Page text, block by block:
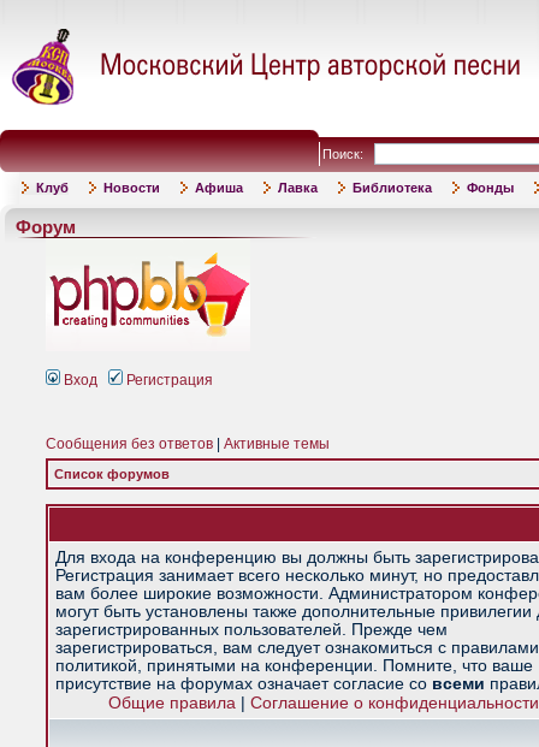
Поиск:
Клуб Новости Афиша Лавка Библиотека Фонды
Форум
Вход Регистрация
Сообщения без ответов Активные темы
Список форумов
Для входа на конференцию вы должны быть
Регистрация занимает всего несколько минут, но
вам более широкие возможности. Администратором
могут быть установлены также дополнительные привилегии
зарегистрированных пользователей. Прежде чем
зарегистрироваться, вам следует ознакомиться с
политикой, принятыми на конференции. Помните, что ваше
присутствие на форумах означает согласие со всеми
Общие правила| Соглашение о конфиденциальности